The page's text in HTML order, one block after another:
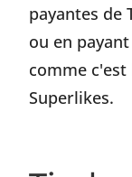
payantes de
ou en
comme
Superlikes.